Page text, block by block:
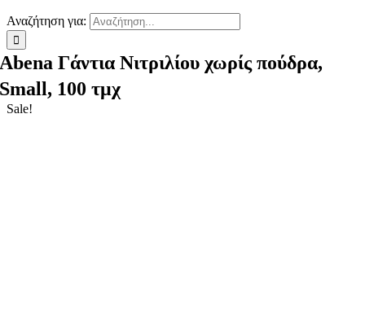
Αναζήτηση για:
Abena Γάντια Νιτριλίου χωρίς πούδρα,
Small, 100 τμχ
Sale!